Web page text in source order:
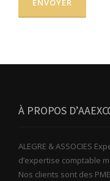
À PROPOS
ALEGRE & ASSOCIES
d’expertise comptable
Nos clients sont des